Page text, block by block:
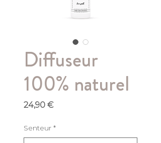
Diffuseur
100% naturel
24,90 €Prix
Senteur *